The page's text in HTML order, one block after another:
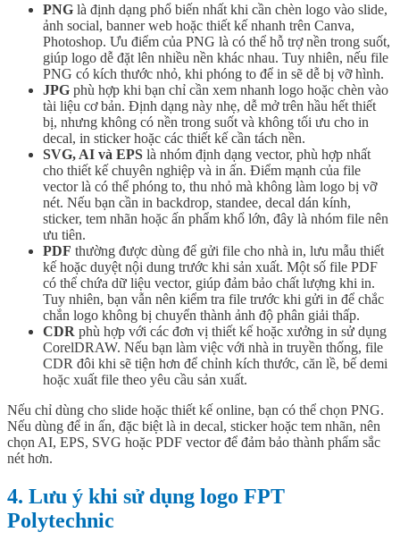
PNG là định dạng phổ biến nhất khi cần chèn logo vào slide,
ảnh social, banner web hoặc thiết kế nhanh trên Canva,
Photoshop. Ưu điểm của PNG là có thể hỗ trợ nền trong suốt,
giúp logo dễ đặt lên nhiều nền khác nhau. Tuy nhiên, nếu file
PNG có kích thước nhỏ, khi phóng to để in sẽ dễ bị vỡ hình.
JPG phù hợp khi bạn chỉ cần xem nhanh logo hoặc chèn vào
tài liệu cơ bản. Định dạng này nhẹ, dễ mở trên hầu hết thiết
bị, nhưng không có nền trong suốt và không tối ưu cho in
decal, in sticker hoặc các thiết kế cần tách nền.
SVG, AI và EPS là nhóm định dạng vector, phù hợp nhất
cho thiết kế chuyên nghiệp và in ấn. Điểm mạnh của file
vector là có thể phóng to, thu nhỏ mà không làm logo bị vỡ
nét. Nếu bạn cần in backdrop, standee, decal dán kính,
sticker, tem nhãn hoặc ấn phẩm khổ lớn, đây là nhóm file nên
ưu tiên.
PDF thường được dùng để gửi file cho nhà in, lưu mẫu thiết
kế hoặc duyệt nội dung trước khi sản xuất. Một số file PDF
có thể chứa dữ liệu vector, giúp đảm bảo chất lượng khi in.
Tuy nhiên, bạn vẫn nên kiểm tra file trước khi gửi in để chắc
chắn logo không bị chuyển thành ảnh độ phân giải thấp.
CDR phù hợp với các đơn vị thiết kế hoặc xưởng in sử dụng
CorelDRAW. Nếu bạn làm việc với nhà in truyền thống, file
CDR đôi khi sẽ tiện hơn để chỉnh kích thước, căn lề, bế demi
hoặc xuất file theo yêu cầu sản xuất.
Nếu chỉ dùng cho slide hoặc thiết kế online, bạn có thể chọn PNG.
Nếu dùng để in ấn, đặc biệt là in decal, sticker hoặc tem nhãn, nên
chọn AI, EPS, SVG hoặc PDF vector để đảm bảo thành phẩm sắc
nét hơn.
4. Lưu ý khi sử dụng logo FPT
Polytechnic